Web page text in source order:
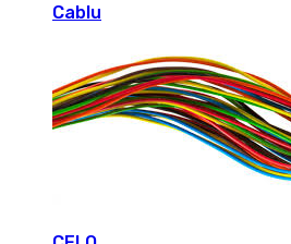
Cablu